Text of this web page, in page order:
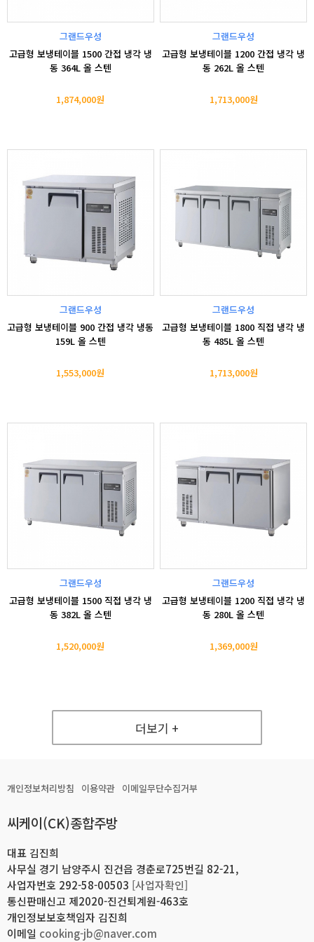
그랜드우성
고급형 보냉테이블 1500 간접 냉각 냉
동 364L 올 스텐
1,874,000원
그랜드우성
고급형 보냉테이블 1200 간접 냉각 냉
동 262L 올 스텐
1,713,000원
그랜드우성
고급형 보냉테이블 900 간접 냉각 냉동
159L 올 스텐
1,553,000원
그랜드우성
고급형 보냉테이블 1800 직접 냉각 냉
동 485L 올 스텐
1,713,000원
그랜드우성
고급형 보냉테이블 1500 직접 냉각 냉
동 382L 올 스텐
1,520,000원
그랜드우성
고급형 보냉테이블 1200 직접 냉각 냉
동 280L 올 스텐
1,369,000원
더보기 +
개인정보처리방침 이용약관 이메일무단수집거부
씨케이(CK)종합주방
대표 김진희
사무실 경기 남양주시 진건읍 경춘로725번길 82-21,
사업자번호 292-58-00503 [사업자확인]
통신판매신고 제2020-진건퇴계원-463호
개인정보보호책임자 김진희
이메일 cooking-jb@naver.com